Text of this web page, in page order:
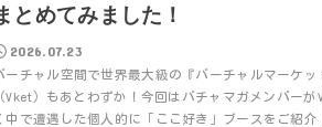
とめてみました！
2026.07.23
ーチャル空間で世界最大級の『バーチャルマーケッ
Vket）もあとわずか！今回はバチャマガメンバーが
中で遭遇した個人的に「ここ好き」ブースをご紹介